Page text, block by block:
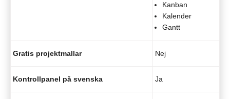
Kanban
Kalender
Gantt
Gratis projektmallar Nej
Kontrollpanel på svenska Ja